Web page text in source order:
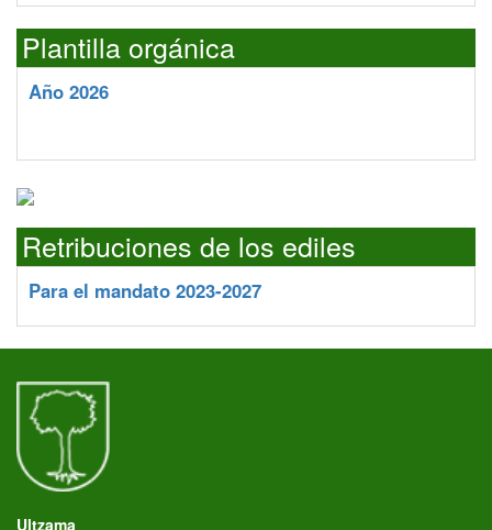
Plantilla orgánica
Año 2026
Retribuciones de los ediles
Para el mandato 2023-2027
Ultzama